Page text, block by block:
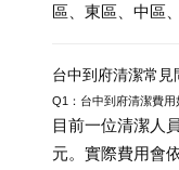
區、東區、中區
台中到府清潔常見
Q1：台中到府清潔費用
目前一位清潔人
元。實際費用會